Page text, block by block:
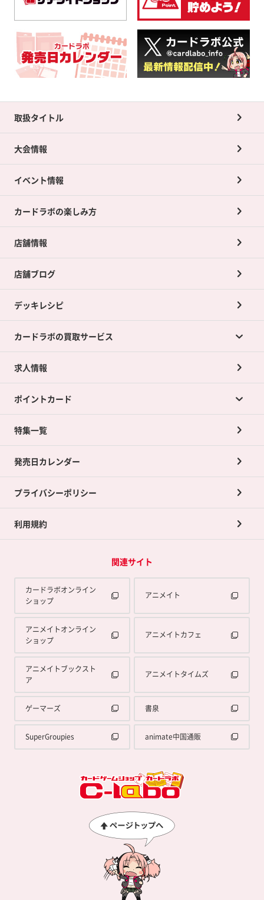
取扱タイトル
大会情報
イベント情報
カードラボの楽しみ方
店舗情報
店舗ブログ
デッキレシピ
カードラボの買取サービス
カードラボの買取サービスTOP
店舗買取について
ネット買取について
買取承諾書について
求人情報
ポイントカード
ポイントカードTOP
ポイント交換景品
特集一覧
発売日カレンダー
プライバシーポリシー
利用規約
関連サイト
カードラボオンライン
ショップ
アニメイト
アニメイトオンライン
ショップ
アニメイトカフェ
アニメイトブックスト
ア
アニメイトタイムズ
ゲーマーズ 書泉
SuperGroupies animate中国通販